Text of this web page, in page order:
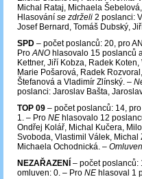
Michal Rataj, Michaela
Hlasování se zdrželi 2 poslanci:
Josef Bernard, Tomáš Dubský,
SPD – počet poslanců: 20, pro
ProANO hlasovalo 15 poslanců
Kettner, Jiří Kobza, Radek
Marie Pošarová, Radek
Štefanová a Vladimír Zlínský. –
poslanci: Jaroslav Bašta,
TOP 09 – počet poslanců: 14,
1. – Pro NE hlasovalo 12
Ondřej Kolář, Michal Kučera,
Svoboda, Vlastimil Válek, Michal
Michaela Ochodnická. –
NEZAŘAZENÍ – počet poslanců:
omluven: 0. – Pro NE hlasoval 1